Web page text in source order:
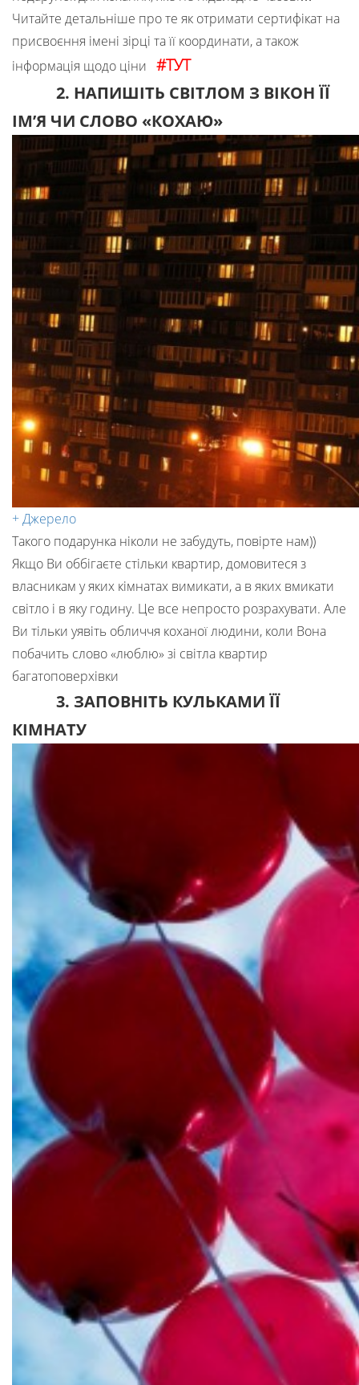
Читайте детальніше про те як отримати сертифікат на
присвоєння імені зірці та її координати, а також
інформація щодо ціни #ТУТ
2. НАПИШІТЬ СВІТЛОМ З ВІКОН ЇЇ
ІМ’Я ЧИ СЛОВО «КОХАЮ»
+ Джерело
Такого подарунка ніколи не забудуть, повірте нам))
Якщо Ви оббігаєте стільки квартир, домовитеся з
власникам у яких кімнатах вимикати, а в яких вмикати
світло і в яку годину. Це все непросто розрахувати. Але
Ви тільки уявіть обличчя коханої людини, коли Вона
побачить слово «люблю» зі світла квартир
багатоповерхівки
3. ЗАПОВНІТЬ КУЛЬКАМИ ЇЇ
КІМНАТУ